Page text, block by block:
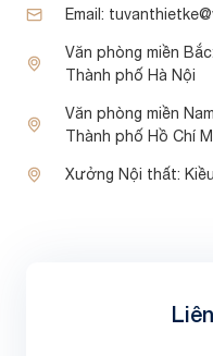
Email:
Văn phòng miền Bắc:
Thành phố Hà Nội
Văn phòng miền
Thành phố Hồ Chí
Xưởng Nội thất: